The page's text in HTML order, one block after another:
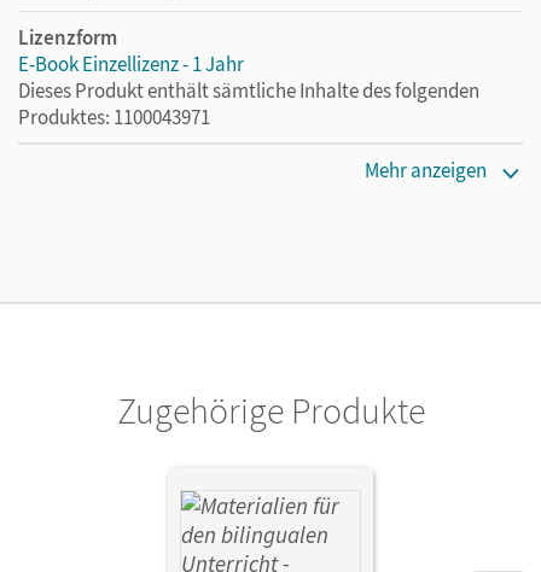
Lizenzform
E-Book Einzellizenz - 1 Jahr
Dieses Produkt enthält sämtliche Inhalte des folgenden
Produktes: 1100043971
Privatpersonen, die nur mit dem E-Book arbeiten.
Mehr anzeigen
Zugehörige Produkte